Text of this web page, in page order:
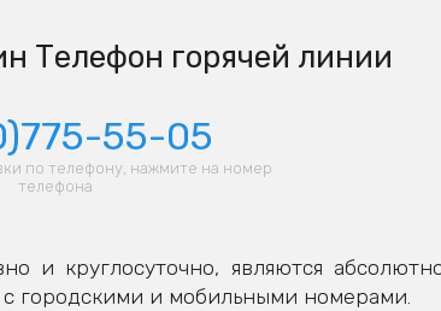
Телефон горячей линии
55-05
по телефону, нажмите на номер
телефона
и круглосуточно, являются
городскими и мобильными номерами.